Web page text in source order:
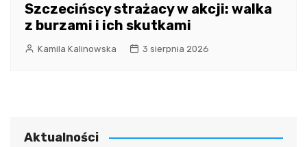
Szczecińscy strażacy w akcji: walka
z burzami i ich skutkami
Kamila Kalinowska 3 sierpnia 2026
Aktualności